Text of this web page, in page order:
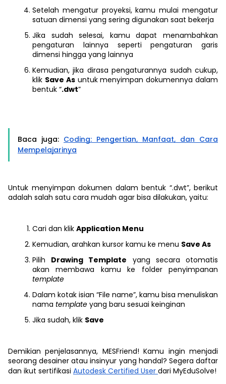
Setelah mengatur proyeksi, kamu mulai mengatur
satuan dimensi yang sering digunakan saat bekerja
Jika sudah selesai, kamu dapat menambahkan
pengaturan lainnya seperti pengaturan garis
dimensi hingga yang lainnya
Kemudian, jika dirasa pengaturannya sudah cukup,
klik Save Asuntuk menyimpan dokumennya dalam
bentuk “.dwt”
Baca juga: Coding: Pengertian, Manfaat, dan Cara
Mempelajarinya
Untuk menyimpan dokumen dalam bentuk “.dwt”, berikut
adalah salah satu cara mudah agar bisa dilakukan, yaitu:
Cari dan klik Application Menu
Kemudian, arahkan kursor kamu ke menu Save As
Pilih Drawing Template yang secara otomatis
akan membawa kamu ke folder penyimpanan
template
Dalam kotak isian “File name”, kamu bisa menuliskan
nama template yang baru sesuai keinginan
Jika sudah, klik Save
Demikian penjelasannya, MESFriend! Kamu ingin menjadi
seorang desainer atau insinyur yang handal? Segera daftar
dan ikut sertifikasi Autodesk Certified User dari MyEduSolve!